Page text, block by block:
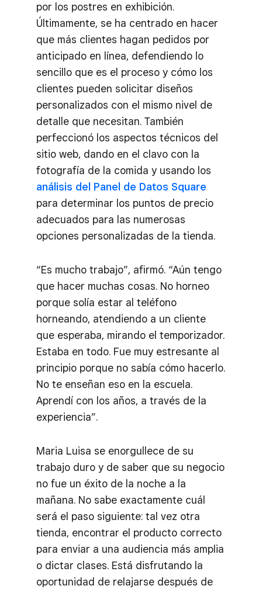
por los postres en exhibición.
Últimamente, se ha centrado en hacer
que más clientes hagan pedidos por
anticipado en línea, defendiendo lo
sencillo que es el proceso y cómo los
clientes pueden solicitar diseños
personalizados con el mismo nivel de
detalle que necesitan. También
perfeccionó los aspectos técnicos del
sitio web, dando en el clavo con la
fotografía de la comida y usando los
análisis del Panel de Datos Square
para determinar los puntos de precio
adecuados para las numerosas
opciones personalizadas de la tienda.
“Es mucho trabajo”, afirmó. “Aún tengo
que hacer muchas cosas. No horneo
porque solía estar al teléfono
horneando, atendiendo a un cliente
que esperaba, mirando el temporizador.
Estaba en todo. Fue muy estresante al
principio porque no sabía cómo hacerlo.
No te enseñan eso en la escuela.
Aprendí con los años, a través de la
experiencia”.
Maria Luisa se enorgullece de su
trabajo duro y de saber que su negocio
no fue un éxito de la noche a la
mañana. No sabe exactamente cuál
será el paso siguiente: tal vez otra
tienda, encontrar el producto correcto
para enviar a una audiencia más amplia
o dictar clases. Está disfrutando la
oportunidad de relajarse después de